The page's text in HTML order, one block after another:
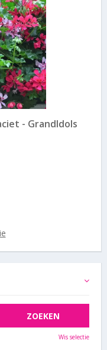
- GrandIdols
Wis selectie